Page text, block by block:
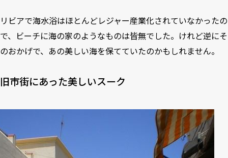
リビアで海水浴はほとんどレジャー産業化されていなかったの
で、ビーチに海の家のようなものは皆無でした。けれど逆にそ
のおかげで、あの美しい海を保てていたのかもしれません。
旧市街にあった美しいスーク